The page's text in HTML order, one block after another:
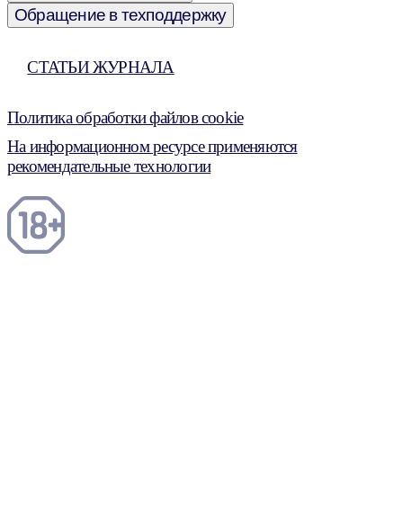
Обращение в техподдержку
СТАТЬИ ЖУРНАЛА
Политика обработки файлов cookie
На информационном ресурсе применяются
рекомендательные технологии